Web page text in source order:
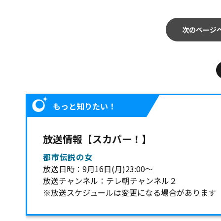
次のページ
もっと知りたい！
放送情報【スカパー！】
都市伝説の女
放送日時：9月16日(月)23:00～
放送チャンネル：テレ朝チャンネル２
※放送スケジュールは変更になる場合があります